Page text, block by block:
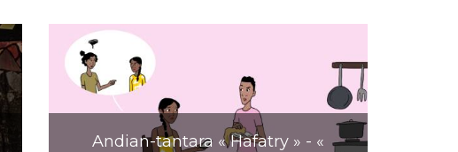
Andian-tantara « Hafatry » - «